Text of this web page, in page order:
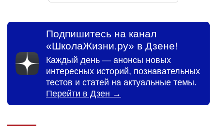
Подпишитесь на канал
«ШколаЖизни.ру» в Дзене!
Каждый день — анонсы новых
интересных историй, познавательных
тестов и статей на актуальные темы.
Перейти в Дзен →